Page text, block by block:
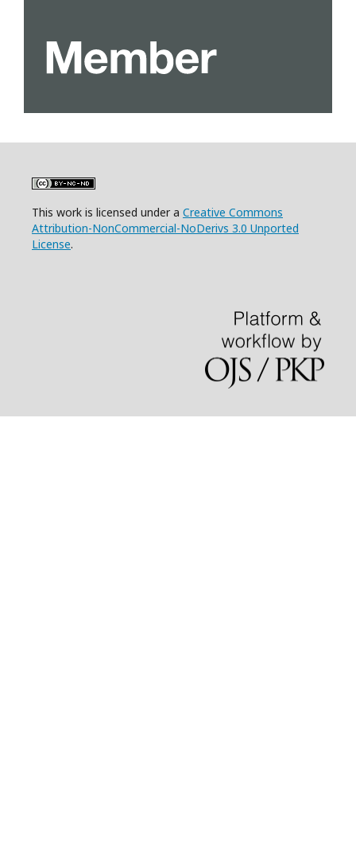
This work is licensed under a Creative Commons
Attribution-NonCommercial-NoDerivs 3.0 Unported
License.